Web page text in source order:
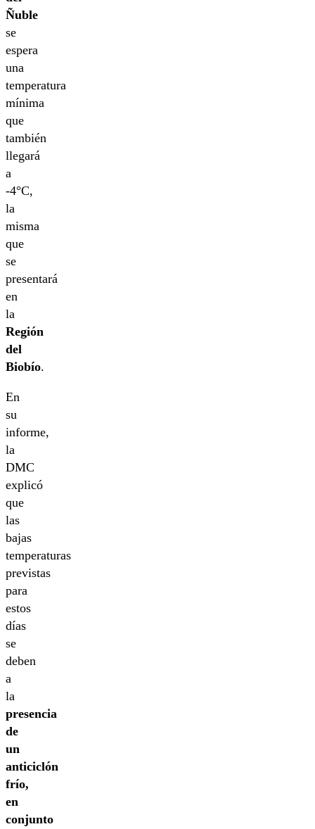
Ñuble
se
espera
una
temperatura
mínima
que
también
llegará
a
-4°C,
la
misma
que
se
presentará
en
la
Región
del
Biobío.
En
su
informe,
la
DMC
explicó
que
las
bajas
temperaturas
previstas
para
estos
días
se
deben
a
la
presencia
de
un
anticiclón
frío,
en
conjunto